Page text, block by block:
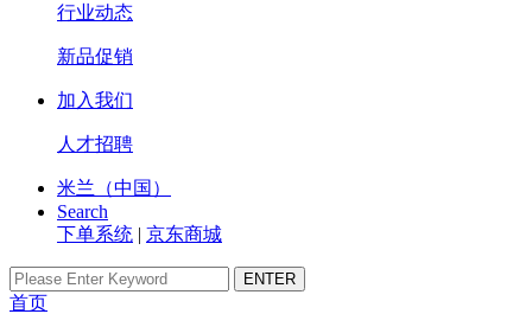
行业动态
新品促销
加入我们
人才招聘
米兰（中国）
Search
下单系统 | 京东商城
首页